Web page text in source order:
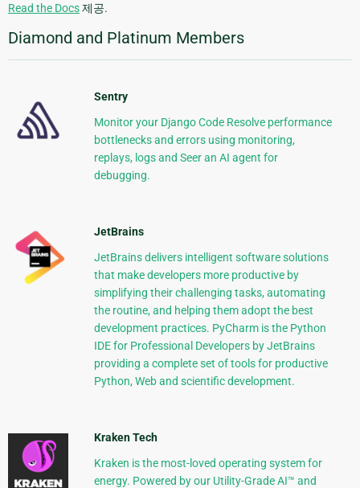
Read the Docs제공.
Diamond and Platinum Members
Sentry
Monitor your Django Code Resolve performance
bottlenecks and errors using monitoring,
replays, logs and Seer an AI agent for
debugging.
JetBrains
JetBrains delivers intelligent software solutions
that make developers more productive by
simplifying their challenging tasks, automating
the routine, and helping them adopt the best
development practices. PyCharm is the Python
IDE for Professional Developers by JetBrains
providing a complete set of tools for productive
Python, Web and scientific development.
Kraken Tech
Kraken is the most-loved operating system for
energy. Powered by our Utility-Grade AI™ and